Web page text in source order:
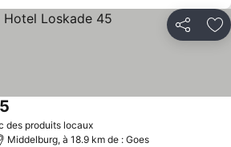
Partager
des produits locauxConsulter les prix
Middelburg, à 18.9 km de : Goes